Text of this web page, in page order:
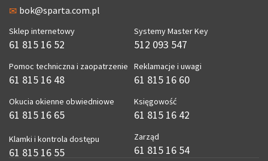
bok@sparta.com.pl
Sklep internetowy
61 815 16 52
Pomoc techniczna i zaopatrzenie
61 815 16 48
Okucia okienne obwiedniowe
61 815 16 65
Klamki i kontrola dostępu
61 815 16 55
Systemy Master Key
512 093 547
Reklamacje i uwagi
61 815 16 60
Księgowość
61 815 16 42
Zarząd
61 815 16 54